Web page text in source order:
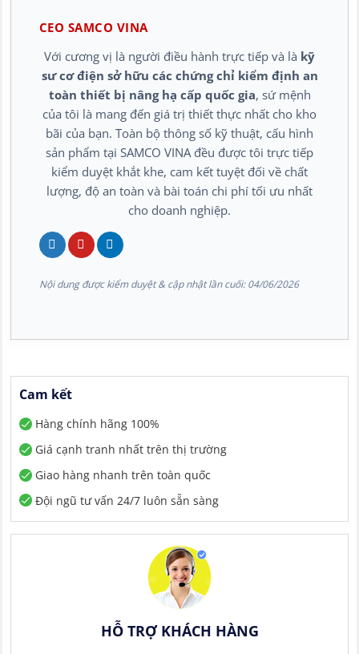
CEO SAMCO VINA
Với cương vị là người điều hành trực tiếp và là kỹ
sư cơ điện sở hữu các chứng chỉ kiểm định an
toàn thiết bị nâng hạ cấp quốc gia, sứ mệnh
của tôi là mang đến giá trị thiết thực nhất cho kho
bãi của bạn. Toàn bộ thông số kỹ thuật, cấu hình
sản phẩm tại SAMCO VINA đều được tôi trực tiếp
kiểm duyệt khắt khe, cam kết tuyệt đối về chất
lượng, độ an toàn và bài toán chi phí tối ưu nhất
cho doanh nghiệp.
Nội dung được kiểm duyệt & cập nhật lần cuối:04/06/2026
Cam kết
Hàng chính hãng 100%
Giá cạnh tranh nhất trên thị trường
Giao hàng nhanh trên toàn quốc
Đội ngũ tư vấn 24/7 luôn sẵn sàng
HỖ TRỢ KHÁCH HÀNG